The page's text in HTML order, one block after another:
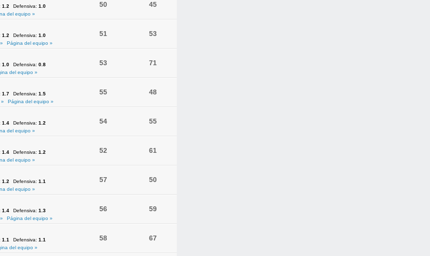
1.2 Defensiva: 1.0
del equipo »
50 45
1.2 Defensiva: 1.0
Página del equipo »
51 53
1.0 Defensiva: 0.8
del equipo »
53 71
1.7 Defensiva: 1.5
»
Página del equipo »
55 48
1.4 Defensiva: 1.2
del equipo »
54 55
1.4 Defensiva: 1.2
del equipo »
52 61
1.2 Defensiva: 1.1
del equipo »
57 50
1.4 Defensiva: 1.3
Página del equipo »
56 59
1.1 Defensiva: 1.1
del equipo »
58 67